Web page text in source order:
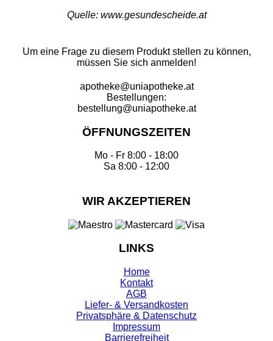
Quelle: www.gesundescheide.at
Um eine Frage zu diesem Produkt stellen zu können,
müssen Sie sich anmelden!
apotheke@uniapotheke.at
Bestellungen:
bestellung@uniapotheke.at
ÖFFNUNGSZEITEN
Mo - Fr 8:00 - 18:00
Sa 8:00 - 12:00
WIR AKZEPTIEREN
LINKS
Home
Kontakt
AGB
Liefer- & Versandkosten
Privatsphäre & Datenschutz
Impressum
Barrierefreiheit